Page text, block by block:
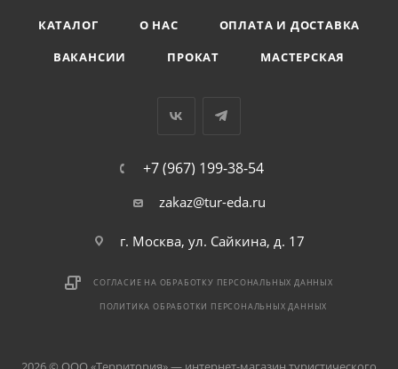
КАТАЛОГ О НАС
ОПЛАТА И ДОСТАВКА
ВАКАНСИИ
ПРОКАТ МАСТЕРСКАЯ
+7 (967) 199-38-54
zakaz@tur-eda.ru
г. Москва, ул. Сайкина, д. 17
СОГЛАСИЕ НА ОБРАБОТКУ ПЕРСОНАЛЬНЫХ ДАННЫХ
ПОЛИТИКА ОБРАБОТКИ ПЕРСОНАЛЬНЫХ ДАННЫХ